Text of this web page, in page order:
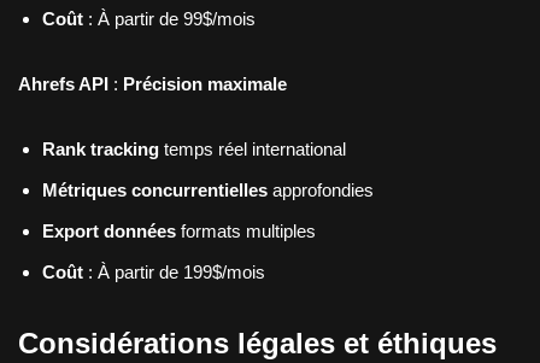
Coût : À partir de 99$/mois
Ahrefs API : Précision maximale
Rank tracking temps réel international
Métriques concurrentielles approfondies
Export données formats multiples
Coût : À partir de 199$/mois
Considérations légales et éthiques